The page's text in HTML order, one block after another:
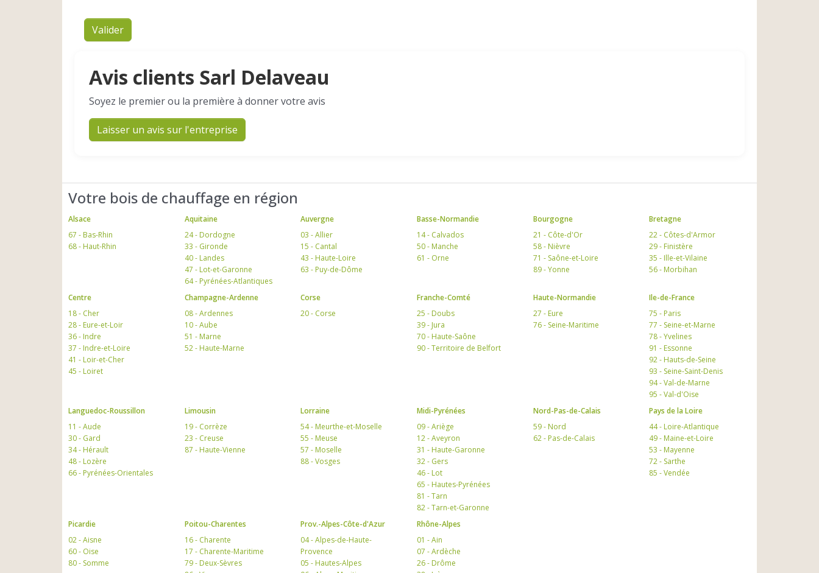
Valider
Avis clients Sarl Delaveau
Soyez le premier ou la première à donner votre avis
Laisser un avis sur l'entreprise
Votre bois de chauffage en région
Alsace
67 - Bas-Rhin
68 - Haut-Rhin
Aquitaine
24 - Dordogne
33 - Gironde
40 - Landes
47 - Lot-et-Garonne
64 - Pyrénées-Atlantiques
Auvergne
03 - Allier
15 - Cantal
43 - Haute-Loire
63 - Puy-de-Dôme
Basse-Normandie
14 - Calvados
50 - Manche
61 - Orne
Bourgogne
21 - Côte-d'Or
58 - Nièvre
71 - Saône-et-Loire
89 - Yonne
Bretagne
22 - Côtes-d'Armor
29 - Finistère
35 - Ille-et-Vilaine
56 - Morbihan
Centre
18 - Cher
28 - Eure-et-Loir
36 - Indre
37 - Indre-et-Loire
41 - Loir-et-Cher
45 - Loiret
Champagne-Ardenne
08 - Ardennes
10 - Aube
51 - Marne
52 - Haute-Marne
Corse
20 - Corse
Franche-Comté
25 - Doubs
39 - Jura
70 - Haute-Saône
90 - Territoire de Belfort
Haute-Normandie
27 - Eure
76 - Seine-Maritime
Ile-de-France
75 - Paris
77 - Seine-et-Marne
78 - Yvelines
91 - Essonne
92 - Hauts-de-Seine
93 - Seine-Saint-Denis
94 - Val-de-Marne
95 - Val-d'Oise
Languedoc-Roussillon
11 - Aude
30 - Gard
34 - Hérault
48 - Lozère
66 - Pyrénées-Orientales
Limousin
19 - Corrèze
23 - Creuse
87 - Haute-Vienne
Lorraine
54 - Meurthe-et-Moselle
55 - Meuse
57 - Moselle
88 - Vosges
Midi-Pyrénées
09 - Ariège
12 - Aveyron
31 - Haute-Garonne
32 - Gers
46 - Lot
65 - Hautes-Pyrénées
81 - Tarn
82 - Tarn-et-Garonne
Nord-Pas-de-Calais
59 - Nord
62 - Pas-de-Calais
Pays de la Loire
44 - Loire-Atlantique
49 - Maine-et-Loire
53 - Mayenne
72 - Sarthe
85 - Vendée
Picardie
02 - Aisne
60 - Oise
80 - Somme
Poitou-Charentes
16 - Charente
17 - Charente-Maritime
79 - Deux-Sèvres
Prov.-Alpes-Côte-d'Azur
04 - Alpes-de-Haute-
Provence
05 - Hautes-Alpes
Rhône-Alpes
01 - Ain
07 - Ardèche
26 - Drôme